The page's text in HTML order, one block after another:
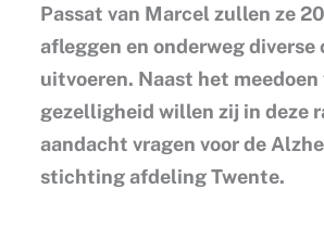
Passat van Marcel zullen ze
afleggen en onderweg diverse
uitvoeren. Naast het meedoen
gezelligheid willen zij in deze
aandacht vragen voor de
stichting afdeling Twente.